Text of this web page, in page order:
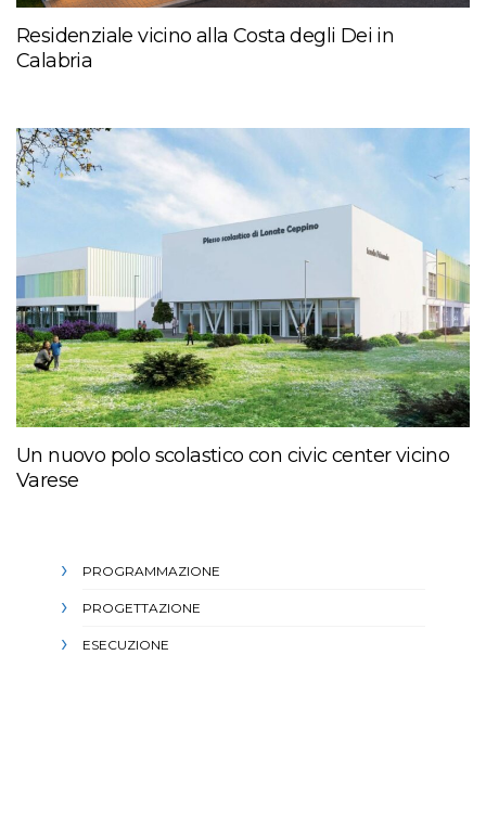
Residenziale vicino alla Costa degli Dei in
Calabria
Un nuovo polo scolastico con civic center vicino
Varese
PROGRAMMAZIONE
PROGETTAZIONE
ESECUZIONE